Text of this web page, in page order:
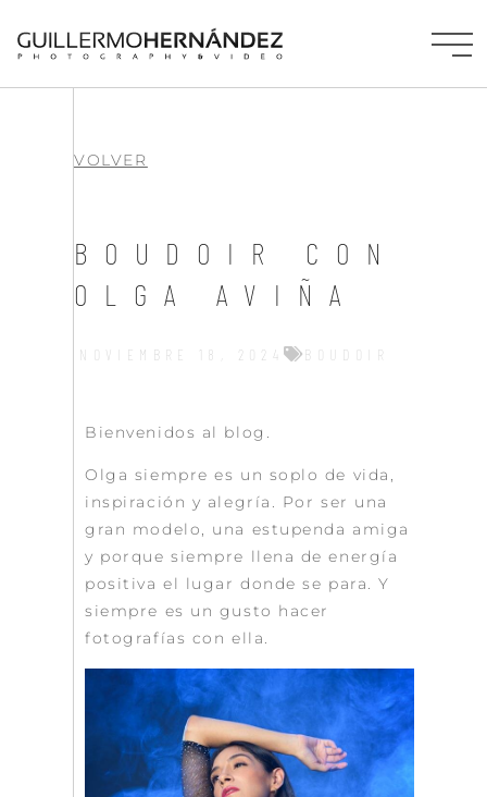
VOLVER
BOUDOIR CON
OLGA AVIÑA
NOVIEMBRE 18, 2024 BOUDOIR
Bienvenidos al blog.
Olga siempre es un soplo de vida,
inspiración y alegría. Por ser una
gran modelo, una estupenda amiga
y porque siempre llena de energía
positiva el lugar donde se para. Y
siempre es un gusto hacer
fotografías con ella.